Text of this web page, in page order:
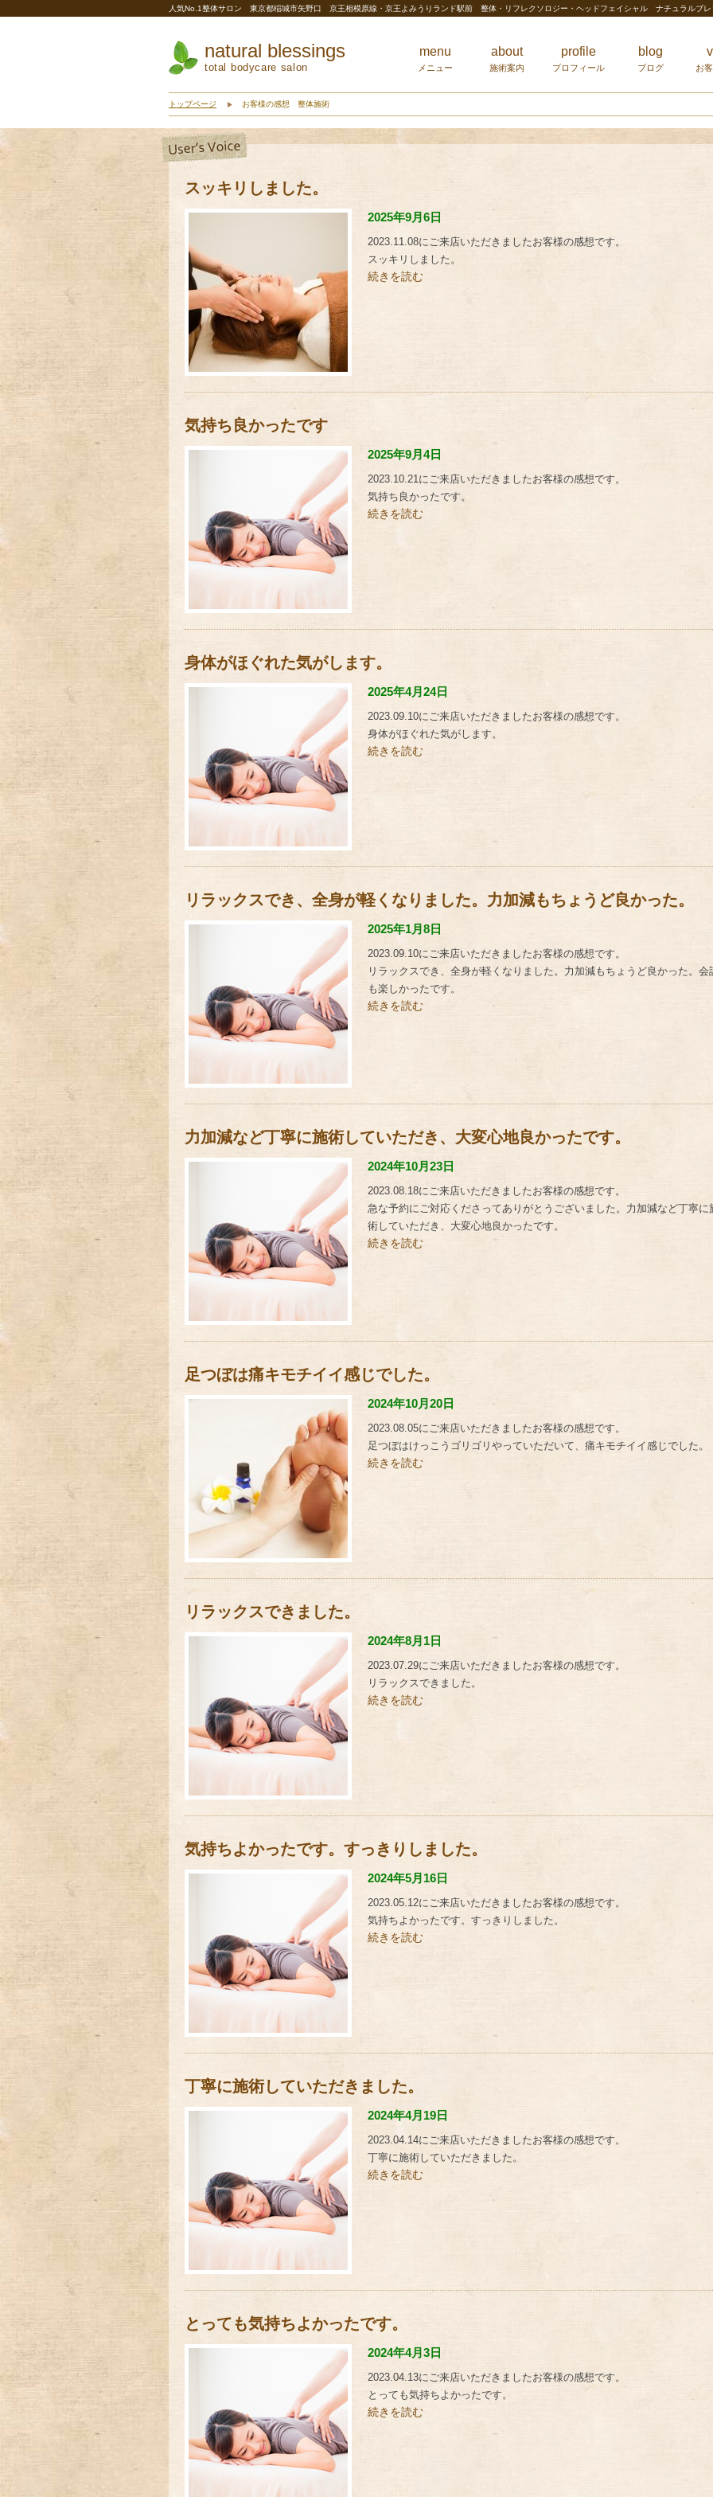
人気No.1整体サロン 東京都稲城市矢野口 京王相模原線・京王よみうりランド駅前 整体・リフレクソロジー・ヘッドフェイシャル ナチュラルブ
natural blessings
total bodycare salon
menu
メニュー
about
施術案内
profile
プロフィール
blog
ブログ お
トップページ お客様の感想 整体施術
スッキリしました。
2025年9月6日
2023.11.08にご来店いただきましたお客様の感想です。
スッキリしました。
続きを読む
気持ち良かったです
2025年9月4日
2023.10.21にご来店いただきましたお客様の感想です。
気持ち良かったです。
続きを読む
身体がほぐれた気がします。
2025年4月24日
2023.09.10にご来店いただきましたお客様の感想です。
身体がほぐれた気がします。
続きを読む
リラックスでき、全身が軽くなりました。力加減もちょうど良かった。
2025年1月8日
2023.09.10にご来店いただきましたお客様の感想です。
リラックスでき、全身が軽くなりました。力加減もちょうど良かった。会
も楽しかったです。
続きを読む
力加減など丁寧に施術していただき、大変心地良かったです。
2024年10月23日
2023.08.18にご来店いただきましたお客様の感想です。
急な予約にご対応くださってありがとうございました。力加減など丁寧に
術していただき、大変心地良かったです。
続きを読む
足つぼは痛キモチイイ感じでした。
2024年10月20日
2023.08.05にご来店いただきましたお客様の感想です。
足つぼはけっこうゴリゴリやっていただいて、痛キモチイイ感じでした。
続きを読む
リラックスできました。
2024年8月1日
2023.07.29にご来店いただきましたお客様の感想です。
リラックスできました。
続きを読む
気持ちよかったです。すっきりしました。
2024年5月16日
2023.05.12にご来店いただきましたお客様の感想です。
気持ちよかったです。すっきりしました。
続きを読む
丁寧に施術していただきました。
2024年4月19日
2023.04.14にご来店いただきましたお客様の感想です。
丁寧に施術していただきました。
続きを読む
とっても気持ちよかったです。
2024年4月3日
2023.04.13にご来店いただきましたお客様の感想です。
とっても気持ちよかったです。
続きを読む